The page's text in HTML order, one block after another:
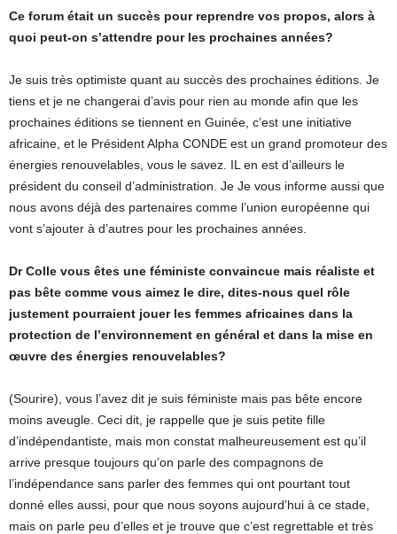
Ce forum était un succès pour reprendre vos propos, alors à
quoi peut-on s’attendre pour les prochaines années?
Je suis très optimiste quant au succès des prochaines éditions. Je
tiens et je ne changerai d’avis pour rien au monde afin que les
prochaines éditions se tiennent en Guinée, c’est une initiative
africaine, et le Président Alpha CONDE est un grand promoteur des
énergies renouvelables, vous le savez. IL en est d’ailleurs le
président du conseil d’administration. Je Je vous informe aussi que
nous avons déjà des partenaires comme l’union européenne qui
vont s’ajouter à d’autres pour les prochaines années.
Dr Colle vous êtes une féministe convaincue mais réaliste et
pas bête comme vous aimez le dire, dites-nous quel rôle
justement pourraient jouer les femmes africaines dans la
protection de l’environnement en général et dans la mise en
œuvre des énergies renouvelables?
(Sourire), vous l’avez dit je suis féministe mais pas bête encore
moins aveugle. Ceci dit, je rappelle que je suis petite fille
d’indépendantiste, mais mon constat malheureusement est qu’il
arrive presque toujours qu’on parle des compagnons de
l’indépendance sans parler des femmes qui ont pourtant tout
donné elles aussi, pour que nous soyons aujourd’hui à ce stade,
mais on parle peu d’elles et je trouve que c’est regrettable et très